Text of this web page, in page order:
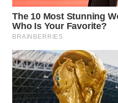
WN
LIKUPANG
WN
LABUANBAJO
WN